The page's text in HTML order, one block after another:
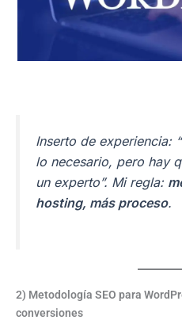
Inserto de experiencia:
lo necesario, pero hay
un experto”. Mi regla:
hosting, más proceso.
2) Metodología SEO para
conversiones